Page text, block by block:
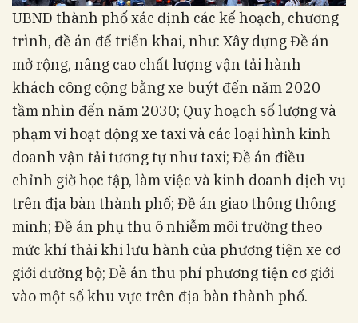
UBND thành phố xác định các kế hoạch, chương
trình, đề án để triển khai, như: Xây dựng Đề án
mở rộng, nâng cao chất lượng vận tải hành
khách công cộng bằng xe buýt đến năm 2020
tầm nhìn đến năm 2030; Quy hoạch số lượng và
phạm vi hoạt động xe taxi và các loại hình kinh
doanh vận tải tương tự như taxi; Đề án điều
chỉnh giờ học tập, làm việc và kinh doanh dịch vụ
trên địa bàn thành phố; Đề án giao thông thông
minh; Đề án phụ thu ô nhiễm môi trường theo
mức khí thải khi lưu hành của phương tiện xe cơ
giới đường bộ; Đề án thu phí phương tiện cơ giới
vào một số khu vực trên địa bàn thành phố.